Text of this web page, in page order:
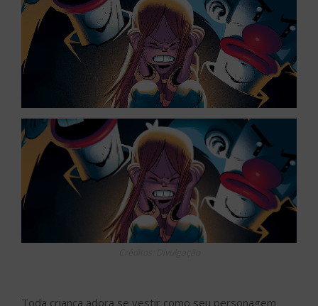
Toda criança adora se vestir como seu personagem